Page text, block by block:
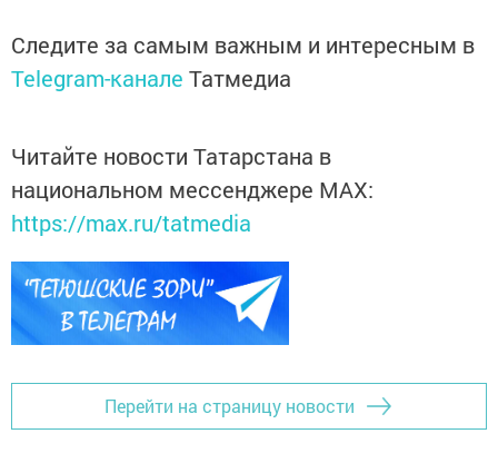
Следите за самым важным и интересным в
Telegram-канале Татмедиа
Читайте новости Татарстана в
национальном мессенджере MАХ:
https://max.ru/tatmedia
Перейти на страницу новости